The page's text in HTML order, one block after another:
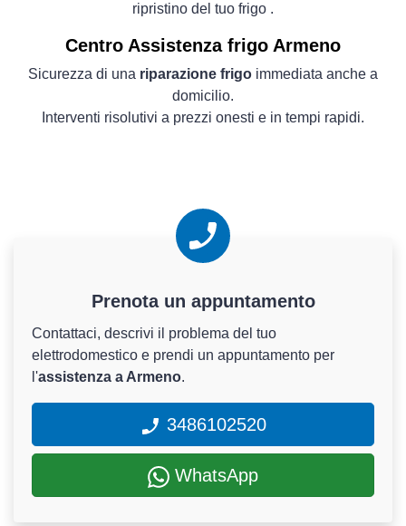
ripristino del tuo frigo .
Centro Assistenza frigo Armeno
Sicurezza di una riparazione frigo immediata anche a
domicilio.
Interventi risolutivi a prezzi onesti e in tempi rapidi.
Prenota un appuntamento
Contattaci, descrivi il problema del tuo
elettrodomestico e prendi un appuntamento per
l'assistenza a Armeno.
3486102520
WhatsApp